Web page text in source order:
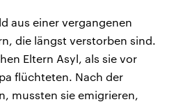
aus einer vergangenen
die längst verstorben sind.
Eltern Asyl, als sie vor
flüchteten. Nach der
mussten sie emigrieren,